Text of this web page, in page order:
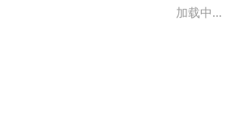
加载中...